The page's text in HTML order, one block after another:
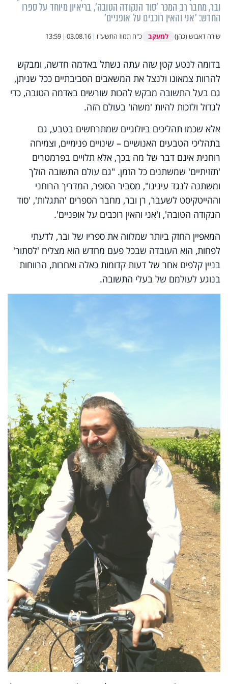
ובר, מחבר רב המכר 'סוד הנקודה הטובה', בריאיון מיוחד על ספרו
החדש: 'אני והאין רוכבים על אופניים'
שירה דאבוש (כהן) למעקב כ"ח תמוז התשע"ו |
03.08.16
|
13:59
בדומה לנטע קטן שזה עתה נשתל באדמה חדשה, ומבקש
להרוות צמאונו ולנצל את המשאבים הסביבתיים ככל שניתן,
גם בעל התשובה מבקש להכות שורשים באדמה הטובה, כדי
לגדול ולזכות להיות 'משהו' בעולם הזה.
אלא שכמו תהליכים ביולוגיים שמתרחשים בטבע, גם
בתהליכי הטבעים האנושיים – שינויים פנימיים, וצמיחה
רוחנית אינם דבר של מה בכך, אלא תלויים בפרמטרים
'תזזיתיים' שמשתנים כל הזמן. "גם עולם התשובה הולך
ומשתנה לנגד עינינו", מסביר הסופר, המדריך הרוחני
וההייטקיסט לשעבר, רן ובר, מחבר הספרים 'התגלות', 'סוד
הנקודה הטובה', ו'אני והאין רוכבים על אופניים'.
המאפיין החזק ביותר שמלווה את ספריו של ובר, לדעתי
לפחות, הוא העובדה שבכל פעם מחדש הוא מצליח 'לסתור'
בניין קלפים אחר של דעות קדומות כאלה ואחרות, הרווחות
בנוגע לעולמם של בעלי התשובה.